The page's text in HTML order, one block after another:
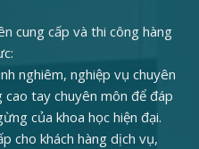
cung cấp và thi công hàng
nghiêm, nghiệp vụ chuyên
tay chuyên môn để đáp
của khoa học hiện đại.
cho khách hàng dịch vụ,